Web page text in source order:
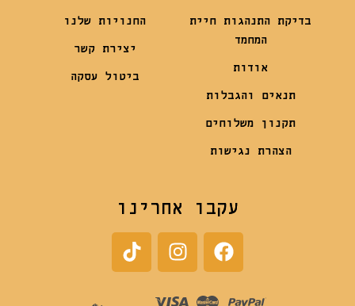
בדיקת התנהגות חיית
המחמד
אודות
תנאים והגבלות
תקנון משלוחים
הצהרת נגישות
החנויות שלנו
יצירת קשר
ביטול עסקה
עקבו אחרינו